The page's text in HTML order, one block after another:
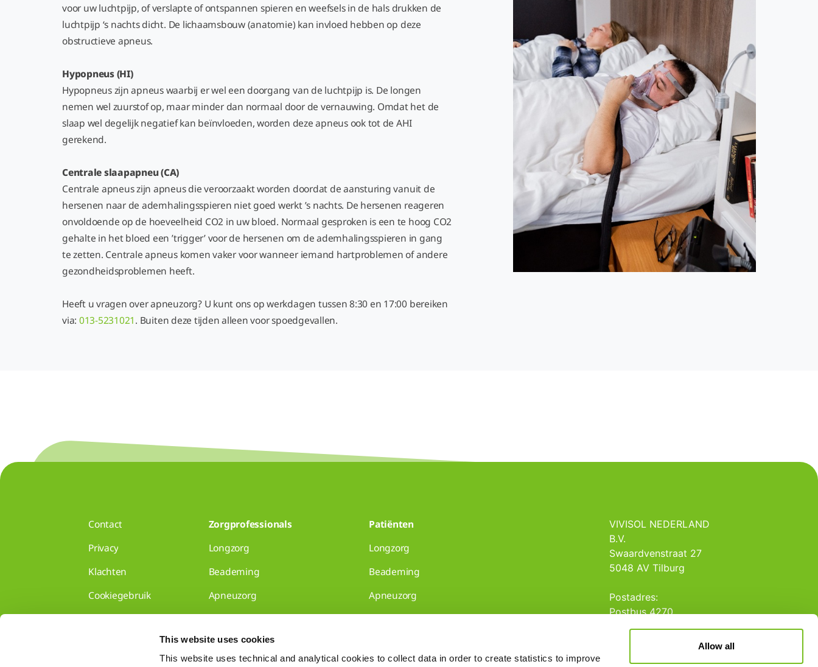
This website uses cookies
This website uses technical and analytical cookies to collect data in order to create statistics to improve
Allow all
voor uw luchtpijp, of verslapte of ontspannen spieren en weefsels in de hals drukken de
luchtpijp ‘s nachts dicht. De lichaamsbouw (anatomie) kan invloed hebben op deze
obstructieve apneus.
Hypopneus (HI)
Hypopneus zijn apneus waarbij er wel een doorgang van de luchtpijp is. De longen
nemen wel zuurstof op, maar minder dan normaal door de vernauwing. Omdat het de
slaap wel degelijk negatief kan beïnvloeden, worden deze apneus ook tot de AHI
gerekend.
Centrale slaapapneu (CA)
Centrale apneus zijn apneus die veroorzaakt worden doordat de aansturing vanuit de
hersenen naar de ademhalingsspieren niet goed werkt ’s nachts. De hersenen reageren
onvoldoende op de hoeveelheid CO2 in uw bloed. Normaal gesproken is een te hoog CO2
gehalte in het bloed een ’trigger’ voor de hersenen om de ademhalingsspieren in gang
te zetten. Centrale apneus komen vaker voor wanneer iemand hartproblemen of andere
gezondheidsproblemen heeft.
Heeft u vragen over apneuzorg? U kunt ons op werkdagen tussen 8:30 en 17:00 bereiken
via: 013-5231021. Buiten deze tijden alleen voor spoedgevallen.
Contact
Privacy
Klachten
Cookiegebruik
Zorgprofessionals
Longzorg
Beademing
Apneuzorg
Disclaimer
Patiënten
Longzorg
Beademing
Apneuzorg
VIVISOL NEDERLAND
B.V.
Swaardvenstraat 27
5048 AV Tilburg
Postadres:
Postbus 4270
5004 JG Tilburg